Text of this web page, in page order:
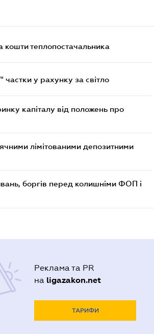
кошти теплопостачальника
у рахунку за світло
капіталу від положень про
лімітованими депозитними
боргів перед колишніми ФОП і
Реклама та PR
на ligazakon.net
ТАРИФИ